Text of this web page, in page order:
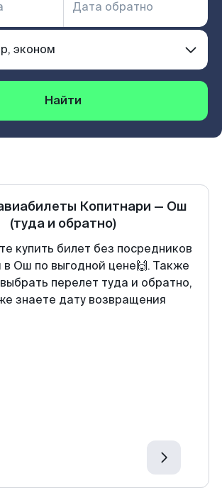
Найти
Копитнари — Ош
(туда и обратно)
купить билет без посредников
в Ош по выгодной цене🙌. Также
перелет туда и обратно,
знаете дату возвращения